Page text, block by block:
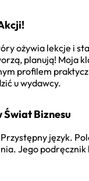
ożywia lekcje i
planują! Moja
profilem
u wydawcy.
Świat Biznesu
język.
Jego podręcznik